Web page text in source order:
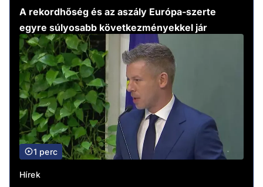
A rekordhőség és az aszály Európa-szerte
egyre súlyosabb következményekkel jár
1 perc
Hírek